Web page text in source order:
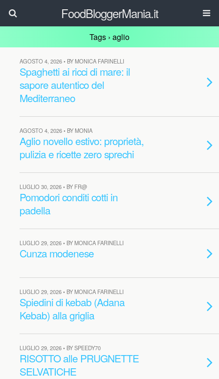
FoodBloggerMania.it
Tags › aglio
AGOSTO 4, 2026 • BY MONICA FARINELLI
Spaghetti ai ricci di mare: il
sapore autentico del
Mediterraneo
AGOSTO 4, 2026 • BY MONIA
Aglio novello estivo: proprietà,
pulizia e ricette zero sprechi
LUGLIO 30, 2026 • BY FR@
Pomodori conditi cotti in
padella
LUGLIO 29, 2026 • BY MONICA FARINELLI
Cunza modenese
LUGLIO 29, 2026 • BY MONICA FARINELLI
Spiedini di kebab (Adana
Kebab) alla griglia
LUGLIO 29, 2026 • BY SPEEDY70
RISOTTO alle PRUGNETTE
SELVATICHE